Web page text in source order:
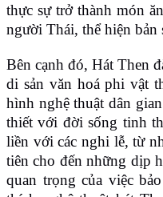
thực sự trở thành món
người Thái, thể hiện bản
Bên cạnh đó, Hát Then
di sản văn hoá phi vật
hình nghệ thuật dân
thiết với đời sống tinh
liền với các nghi lễ, từ
tiên cho đến những dịp
quan trọng của việc